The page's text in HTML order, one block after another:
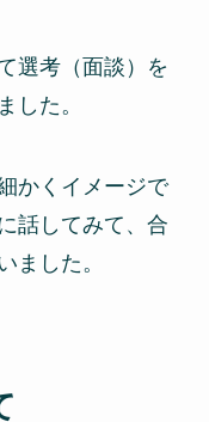
選考（面談）を
した。
かくイメージで
話してみて、合
ました。